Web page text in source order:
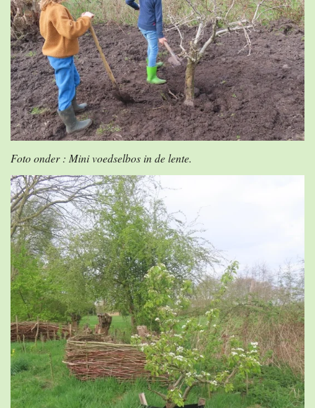
Foto onder : Mini voedselbos in de lente.